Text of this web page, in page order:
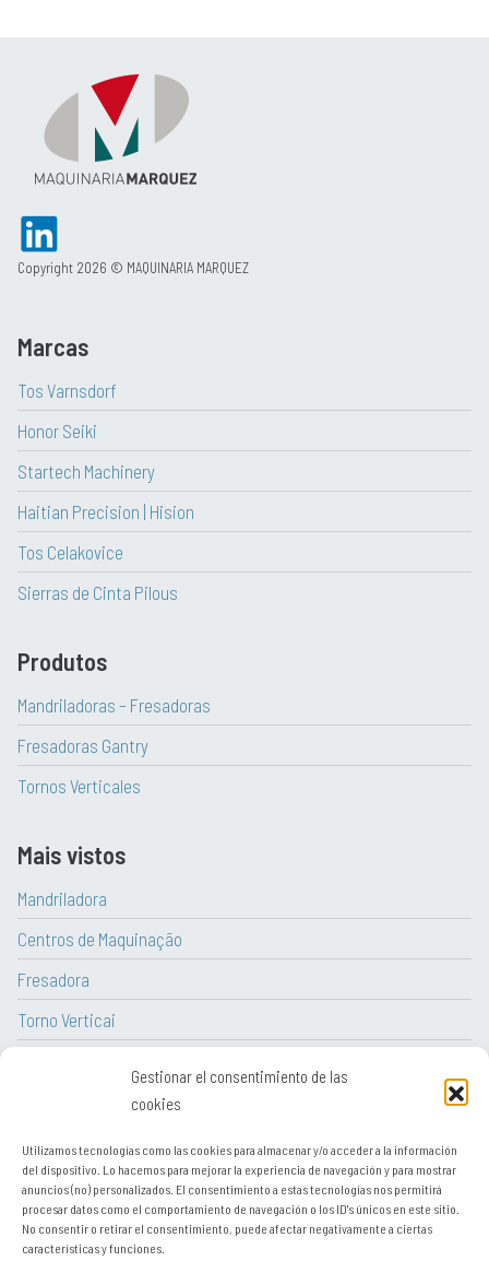
Gestionar el consentimiento de las
cookies
Utilizamos tecnologías como las cookies para almacenar y/o acceder a la información
del dispositivo. Lo hacemos para mejorar la experiencia de navegación y para mostrar
anuncios (no) personalizados. El consentimiento a estas tecnologías nos permitirá
procesar datos como el comportamiento de navegación o los ID's únicos en este sitio.
No consentir o retirar el consentimiento, puede afectar negativamente a ciertas
características y funciones.
Copyright 2026 © MAQUINARIA MARQUEZ
Marcas
Tos Varnsdorf
Honor Seiki
Startech Machinery
Haitian Precision | Hision
Tos Celakovice
Sierras de Cinta Pilous
Produtos
Mandriladoras – Fresadoras
Fresadoras Gantry
Tornos Verticales
Mais vistos
Mandriladora
Centros de Maquinação
Fresadora
Torno Verticai
Aviso legal